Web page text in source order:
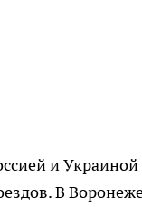
и Украиной
В